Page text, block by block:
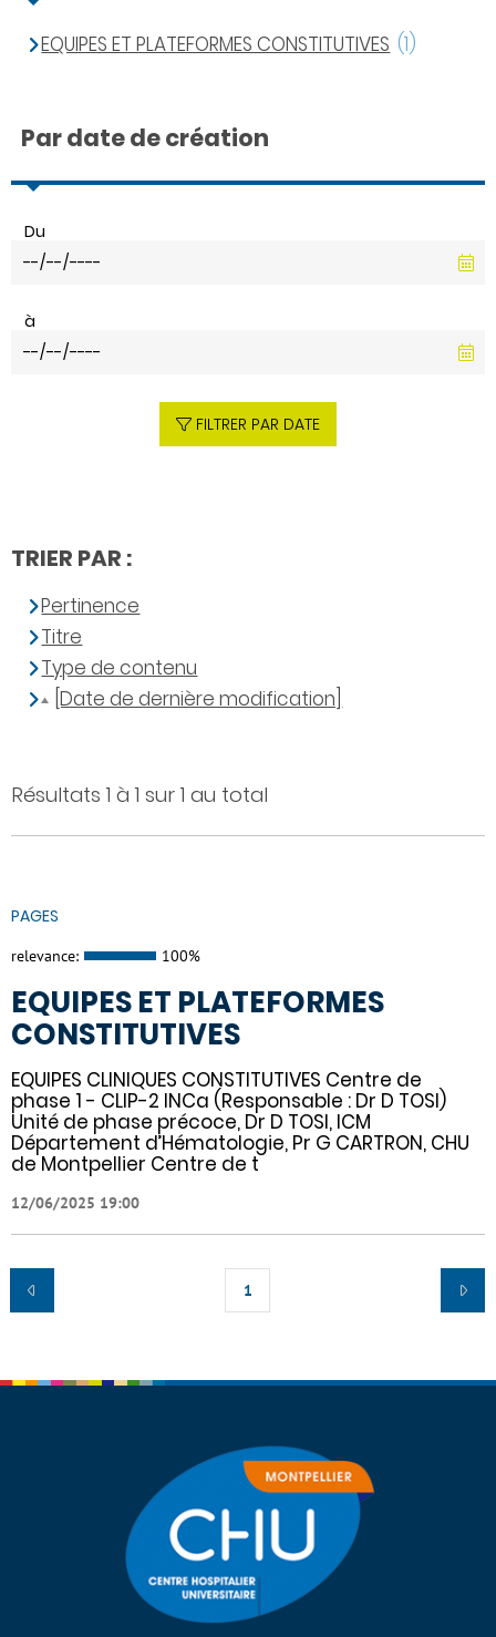
Résultats 1 à 1 sur 1 au total
PAGES
relevance: 100%
EQUIPES ET PLATEFORMES
CONSTITUTIVES
EQUIPES CLINIQUES CONSTITUTIVES Centre de
phase 1 - CLIP-2 INCa (Responsable : Dr D TOSI)
Unité de phase précoce, Dr D TOSI, ICM
Département d’Hématologie, Pr G CARTRON, CHU
de Montpellier Centre de t
12/06/2025 19:00
1
EQUIPES ET PLATEFORMES CONSTITUTIVES (1)
Par date de création
Du
à
FILTRER PAR DATE
TRIER PAR :
Pertinence
Titre
Type de contenu
[Date de dernière modification]